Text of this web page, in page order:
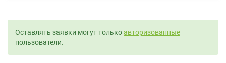
Оставлять заявки могут толькоавторизованные
пользователи.